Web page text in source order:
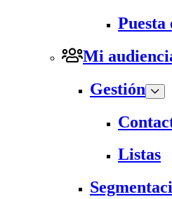
Puesta
Mi
Gestión
Listas